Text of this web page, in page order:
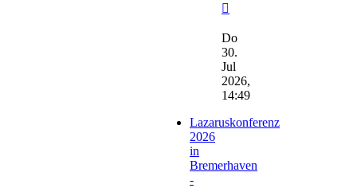
Beitrag
Do
30.
Jul
2026,
14:49
Lazaruskonferenz
2026
in
Bremerhaven
-